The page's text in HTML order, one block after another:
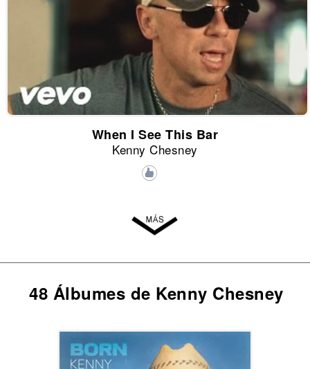
When I See This Bar
Kenny Chesney
48 Álbumes de Kenny Chesney